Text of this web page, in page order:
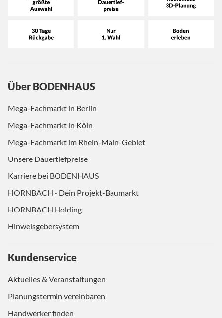
Über BODENHAUS
Mega-Fachmarkt in Berlin
Mega-Fachmarkt in Köln
Mega-Fachmarkt im Rhein-Main-Gebiet
Unsere Dauertiefpreise
Karriere bei BODENHAUS
HORNBACH - Dein Projekt-Baumarkt
HORNBACH Holding
Hinweisgebersystem
Kundenservice
Aktuelles & Veranstaltungen
Planungstermin vereinbaren
Handwerker finden